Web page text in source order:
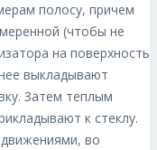
полосу, причем
(чтобы не
на поверхность
выкладывают
Затем теплым
к стеклу.
во